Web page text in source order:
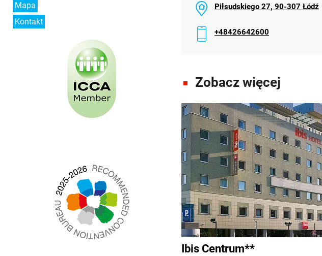
Mapa
Kontakt
Piłsudskiego 27, 90-307 Łódź
+48426642600
Zobacz więcej
Ibis Centrum**